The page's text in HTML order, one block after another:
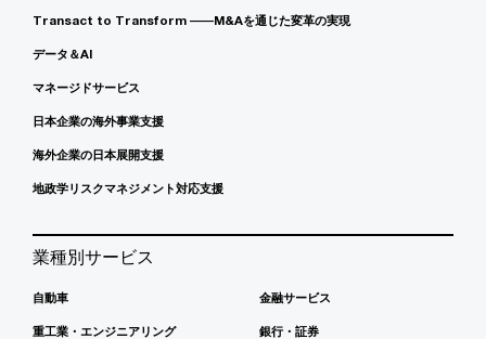
Transact to Transform ――M&Aを通じた変革の実現
データ＆AI
マネージドサービス
日本企業の海外事業支援
海外企業の日本展開支援
地政学リスクマネジメント対応支援
業種別サービス
自動車
重工業・エンジニアリング
金融サービス
銀行・証券